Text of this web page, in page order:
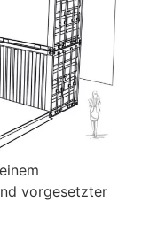
vorgesetzter